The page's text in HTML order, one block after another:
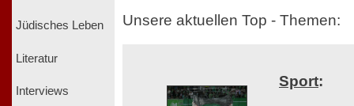
Jüdisches Leben
Literatur
Interviews
Unsere aktuellen Top - Themen:
Sport: